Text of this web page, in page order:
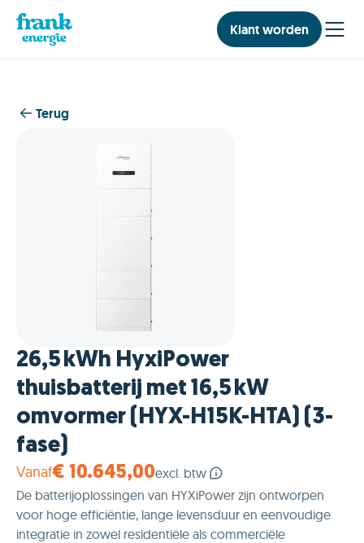
Klant worden
Terug
26,5 kWh HyxiPower
thuisbatterij met 16,5 kW
omvormer (HYX-H15K-HTA) (3-
fase)
Vanaf€ 10.645,00excl. btw
De batterijoplossingen van HYXiPower zijn ontworpen
voor hoge efficiëntie, lange levensduur en eenvoudige
integratie in zowel residentiële als commerciële